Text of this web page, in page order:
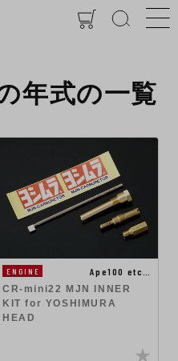
年式の一覧
ENGINE
Ape100 etc…
CR-mini22 MJN INNER
KIT for YOSHIMURA
HEAD